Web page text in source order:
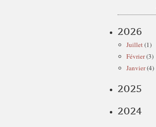
2026
Juillet(1)
Février(3)
Janvier(4)
2025
2024